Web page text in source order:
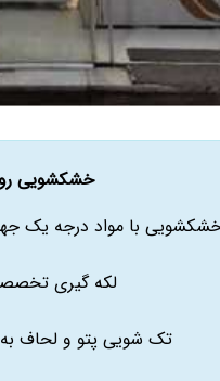
خشکشویی
با مواد درجه یک
لکه گیری
تک شویی پتو و لحاف